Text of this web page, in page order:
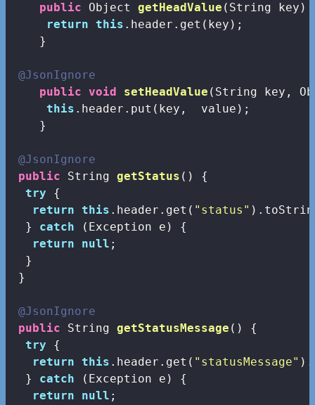
public Object getHeadValue (String key)
return this .header.get(key);
    }
@JsonIgnore
public void setHeadValue (String key,
this .header.put(key,  value);
    }
@JsonIgnore
public String getStatus ()
{
try {
return this .header.get( "status"
  }
catch (Exception e) {
return
null ;
  }
}
@JsonIgnore
public String getStatusMessage ()
{
try {
return this .header.get( "statusMessage"
  }
catch (Exception e) {
return
null ;